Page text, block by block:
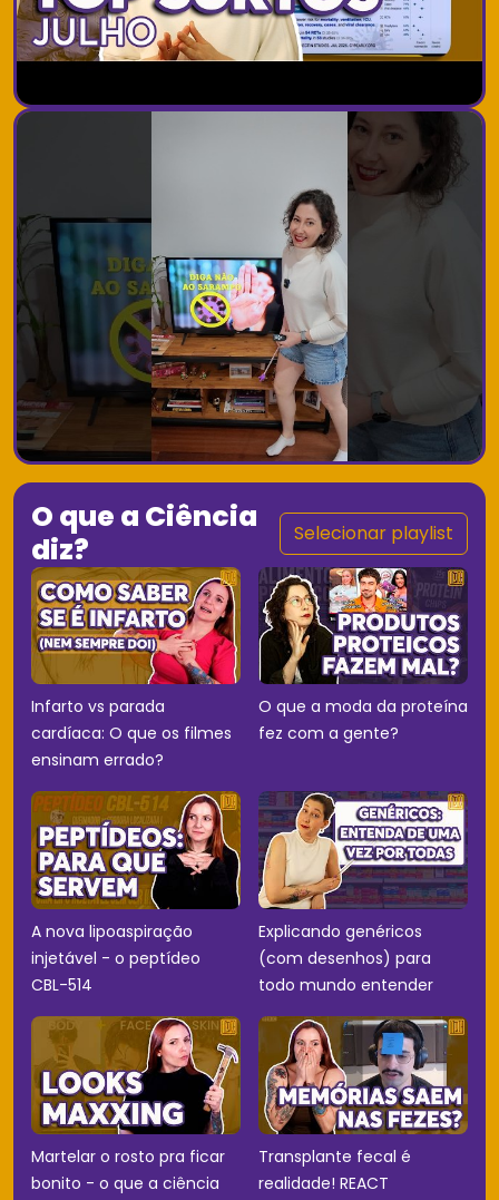
O que a Ciência
diz?
Selecionar playlist
Infarto vs parada
cardíaca: O que os filmes
ensinam errado?
O que a moda da proteína
fez com a gente?
A nova lipoaspiração
injetável - o peptídeo
CBL-514
Explicando genéricos
(com desenhos) para
todo mundo entender
Martelar o rosto pra ficar
bonito - o que a ciência
Transplante fecal é
realidade! REACT